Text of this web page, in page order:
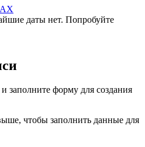
даты нет. Попробуйте
заполните форму для создания
чтобы заполнить данные для